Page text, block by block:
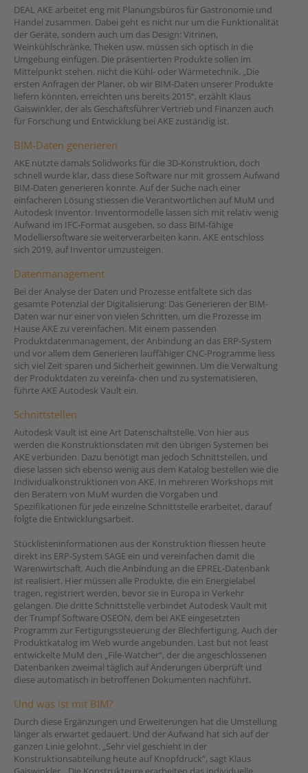
DEAL AKE arbeitet eng mit Planungsbüros für Gastronomie und
Handel zusammen. Dabei geht es nicht nur um die Funktionalität
der Geräte, sondern auch um das Design: Vitrinen,
Weinkühlschränke, Theken usw. müssen sich optisch in die
Umgebung einfügen. Die präsentierten Produkte sollen im
Mittelpunkt stehen, nicht die Kühl- oder Wärmetechnik. „Die
ersten Anfragen der Planer, ob wir BIM-Daten unserer Produkte
liefern könnten, erreichten uns bereits 2015“, erzählt Klaus
Gaiswinkler, der als Geschäftsführer Vertrieb und Finanzen auch
für Forschung und Entwicklung bei AKE zuständig ist.
BIM-Daten generieren
AKE nutzte damals Solidworks für die 3D-Konstruktion, doch
schnell wurde klar, dass diese Software nur mit grossem Aufwand
BIM-Daten generieren konnte. Auf der Suche nach einer
einfacheren Lösung stiessen die Verantwortlichen auf MuM und
Autodesk Inventor. Inventormodelle lassen sich mit relativ wenig
Aufwand im IFC-Format ausgeben, so dass BIM-fähige
Modelliersoftware sie weiterverarbeiten kann. AKE entschloss
sich 2019, auf Inventor umzusteigen.
Datenmanagement
Bei der Analyse der Daten und Prozesse entfaltete sich das
gesamte Potenzial der Digitalisierung: Das Generieren der BIM-
Daten war nur einer von vielen Schritten, um die Prozesse im
Hause AKE zu vereinfachen. Mit einem passenden
Produktdatenmanagement, der Anbindung an das ERP-System
und vor allem dem Generieren lauffähiger CNC-Programme liess
sich viel Zeit sparen und Sicherheit gewinnen. Um die Verwaltung
der Produktdaten zu vereinfa- chen und zu systematisieren,
führte AKE Autodesk Vault ein.
Schnittstellen
Autodesk Vault ist eine Art Datenschaltstelle. Von hier aus
werden die Konstruktionsdaten mit den übrigen Systemen bei
AKE verbunden. Dazu benötigt man jedoch Schnittstellen, und
diese lassen sich ebenso wenig aus dem Katalog bestellen wie die
Individualkonstruktionen von AKE. In mehreren Workshops mit
den Beratern von MuM wurden die Vorgaben und
Spezifikationen für jede einzelne Schnittstelle erarbeitet, darauf
folgte die Entwicklungsarbeit.
Stücklisteninformationen aus der Konstruktion fliessen heute
direkt ins ERP-System SAGE ein und vereinfachen damit die
Warenwirtschaft. Auch die Anbindung an die EPREL-Datenbank
ist realisiert. Hier müssen alle Produkte, die ein Energielabel
tragen, registriert werden, bevor sie in Europa in Verkehr
gelangen. Die dritte Schnittstelle verbindet Autodesk Vault mit
der Trumpf Software OSEON, dem bei AKE eingesetzten
Programm zur Fertigungssteuerung der Blechfertigung. Auch der
Produktkatalog im Web wurde angebunden. Last but not least
entwickelte MuM den „File-Watcher“, der die angeschlossenen
Datenbanken zweimal täglich auf Änderungen überprüft und
diese automatisch in betroffenen Dokumenten nachführt.
Und was ist mit BIM?
Durch diese Ergänzungen und Erweiterungen hat die Umstellung
länger als erwartet gedauert. Und der Aufwand hat sich auf der
ganzen Linie gelohnt. „Sehr viel geschieht in der
Konstruktionsabteilung heute auf Knopfdruck“, sagt Klaus